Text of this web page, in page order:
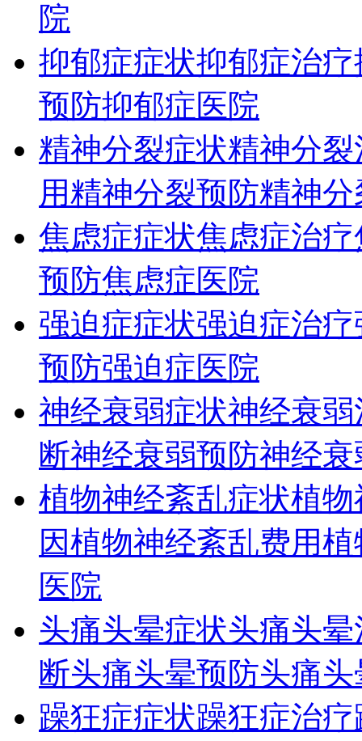
院
抑郁症症状抑郁症治疗
预防抑郁症医院
精神分裂症状精神分裂
用精神分裂预防精神
焦虑症症状焦虑症治疗
预防焦虑症医院
强迫症症状强迫症治疗
预防强迫症医院
神经衰弱症状神经衰弱
断神经衰弱预防神经
植物神经紊乱症状植物
因植物神经紊乱费用植
医院
头痛头晕症状头痛头
断头痛头晕预防头痛
躁狂症症状躁狂症治疗